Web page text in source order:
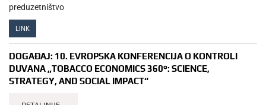
preduzetništvo
LINK
DOGAĐAJ: 10. EVROPSKA KONFERENCIJA O KONTROLI
DUVANA „TOBACCO ECONOMICS 360°: SCIENCE,
STRATEGY, AND SOCIAL IMPACT“